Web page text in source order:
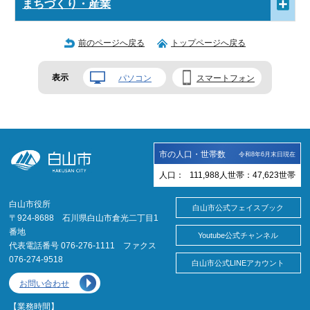
まちづくり・産業
前のページへ戻る トップページへ戻る
表示 パソコン スマートフォン
市の人口・世帯数 令和8年6月末日現在
人口： 111,988 人 世帯： 47,623世帯
白山市役所
〒924-8688 石川県白山市倉光二丁目1
番地
代表電話番号 076-276-1111 ファクス
076-274-9518
お問い合わせ
【業務時間】
白山市公式フェイスブック
Youtube公式チャンネル
白山市公式LINEアカウント